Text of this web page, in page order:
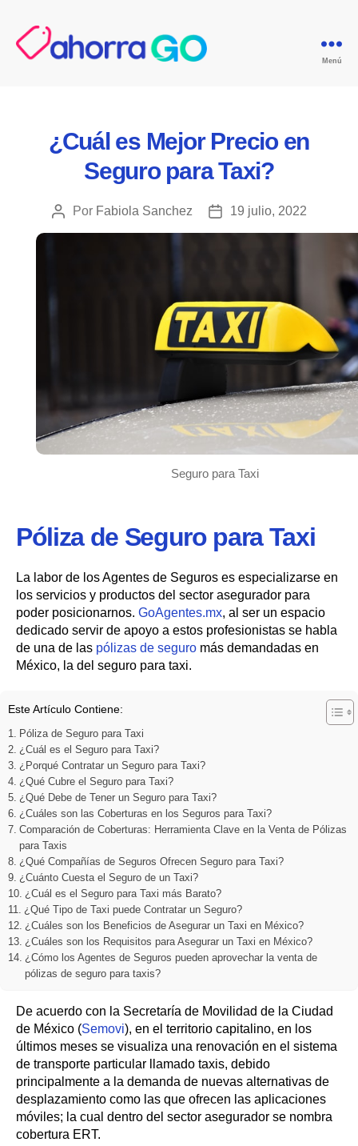
Menú
Categorías
¿Cuál es Mejor Precio en
Seguro para Taxi?
Autor
de
Por Fabiola Sanchez
Fecha
de
19 julio, 2022
Seguro para Taxi
Póliza de Seguro para Taxi
La labor de los Agentes de Seguros es especializarse en
los servicios y productos del sector asegurador para
poder posicionarnos. GoAgentes.mx, al ser un espacio
dedicado servir de apoyo a estos profesionistas se habla
de una de las pólizas de seguro más demandadas en
México, la del seguro para taxi.
Este Artículo Contiene:
Póliza de Seguro para Taxi
¿Cuál es el Seguro para Taxi?
¿Porqué Contratar un Seguro para Taxi?
¿Qué Cubre el Seguro para Taxi?
¿Qué Debe de Tener un Seguro para Taxi?
¿Cuáles son las Coberturas en los Seguros para Taxi?
Comparación de Coberturas: Herramienta Clave en la Venta de Pólizas
para Taxis
¿Qué Compañías de Seguros Ofrecen Seguro para Taxi?
¿Cuánto Cuesta el Seguro de un Taxi?
¿Cuál es el Seguro para Taxi más Barato?
¿Qué Tipo de Taxi puede Contratar un Seguro?
¿Cuáles son los Beneficios de Asegurar un Taxi en México?
¿Cuáles son los Requisitos para Asegurar un Taxi en México?
¿Cómo los Agentes de Seguros pueden aprovechar la venta de
pólizas de seguro para taxis?
De acuerdo con la Secretaría de Movilidad de la Ciudad
de México (Semovi), en el territorio capitalino, en los
últimos meses se visualiza una renovación en el sistema
de transporte particular llamado taxis, debido
principalmente a la demanda de nuevas alternativas de
desplazamiento como las que ofrecen las aplicaciones
móviles; la cual dentro del sector asegurador se nombra
cobertura ERT.